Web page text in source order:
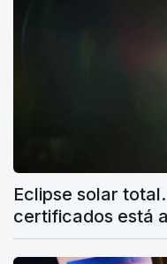
Eclipse solar
certificados está